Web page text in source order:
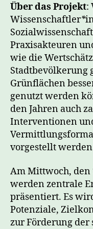
Über das Projekt:
Wissenschaftler*
Praxisakteuren
wie die
Stadtbevölkerung
Grünflächen
genutzt werden
den Jahren auch
Interventionen
vorgestellt
Am Mittwoch, den
werden zentrale
präsentiert. Es
Potenziale,
zur Förderung